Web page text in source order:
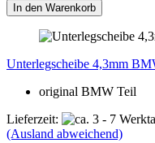
In den Warenkorb
Unterlegscheibe 4,3mm
original BMW Teil
Lieferzeit:
(Ausland abweichend)